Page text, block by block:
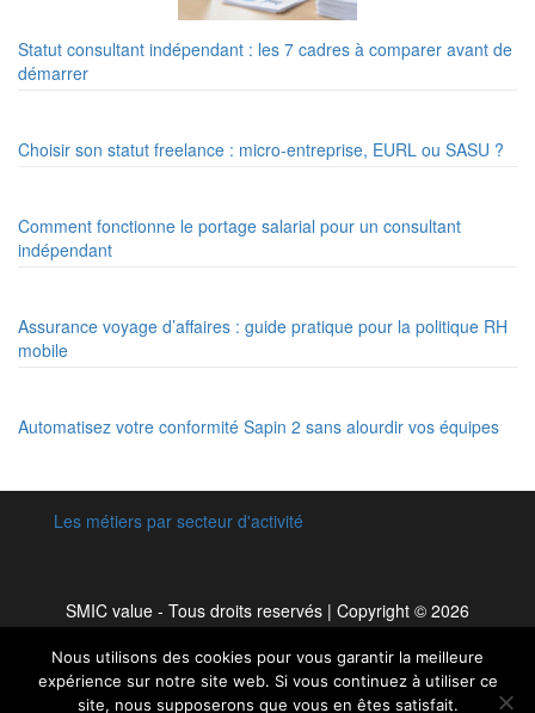
Statut consultant indépendant : les 7 cadres à comparer avant de
démarrer
Choisir son statut freelance : micro-entreprise, EURL ou SASU ?
Comment fonctionne le portage salarial pour un consultant
indépendant
Assurance voyage d’affaires : guide pratique pour la politique RH
mobile
Automatisez votre conformité Sapin 2 sans alourdir vos équipes
Les métiers par secteur d'activité
SMIC value - Tous droits reservés | Copyright © 2026
Nous utilisons des cookies pour vous garantir la meilleure
expérience sur notre site web. Si vous continuez à utiliser ce
site, nous supposerons que vous en êtes satisfait.